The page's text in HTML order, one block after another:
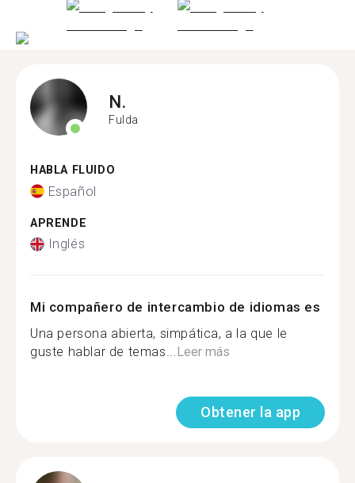
N.
Fulda
HABLA FLUIDO
Español
APRENDE
Inglés
Mi compañero de intercambio de idiomas es
Una persona abierta, simpática, a la que le
guste hablar de temas...Leer más
Obtener la app